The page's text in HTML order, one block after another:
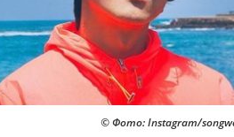
© Фото: Instagram/